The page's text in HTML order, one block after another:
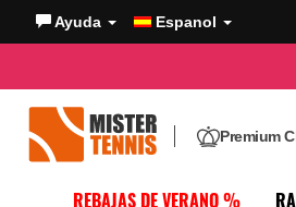
Ayuda Espanol
Premium
REBAJAS DE VERANO %